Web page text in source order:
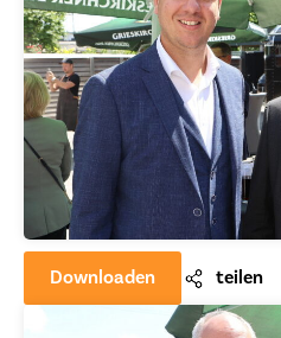
Downloaden teilen